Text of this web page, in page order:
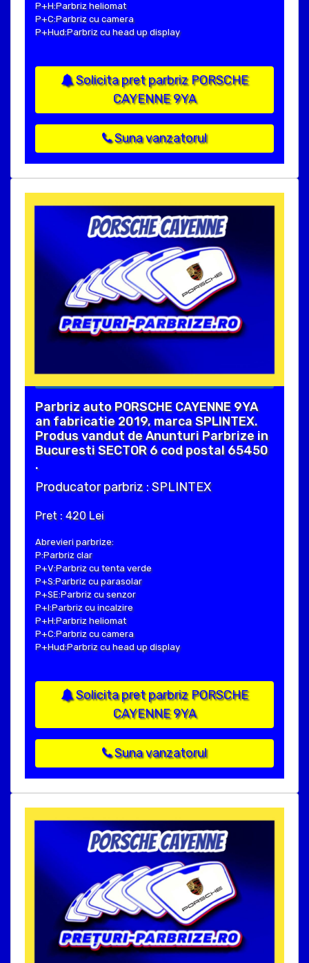
P+H:Parbriz heliomat
P+C:Parbriz cu camera
P+Hud:Parbriz cu head up display
Solicita pret parbriz PORSCHE
CAYENNE 9YA
Suna vanzatorul
Parbriz auto PORSCHE CAYENNE 9YA
an fabricatie 2019, marca SPLINTEX.
Produs vandut de Anunturi Parbrize in
Bucuresti SECTOR 6 cod postal 65450
.
Producator parbriz : SPLINTEX
Pret : 420 Lei
Abrevieri parbrize:
P:Parbriz clar
P+V:Parbriz cu tenta verde
P+S:Parbriz cu parasolar
P+SE:Parbriz cu senzor
P+I:Parbriz cu incalzire
P+H:Parbriz heliomat
P+C:Parbriz cu camera
P+Hud:Parbriz cu head up display
Solicita pret parbriz PORSCHE
CAYENNE 9YA
Suna vanzatorul